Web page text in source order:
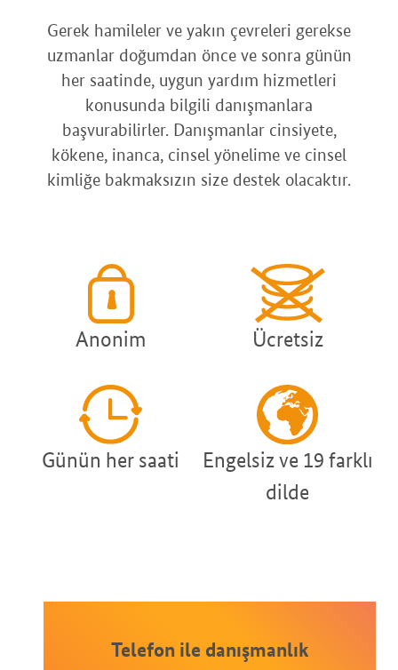
Gerek hamileler ve yakın çevreleri gerekse
uzmanlar doğumdan önce ve sonra günün
her saatinde, uygun yardım hizmetleri
konusunda bilgili danışmanlara
başvurabilirler. Danışmanlar cinsiyete,
kökene, inanca, cinsel yönelime ve cinsel
kimliğe bakmaksızın size destek olacaktır.
Anonim Ücretsiz
Günün her saati
Engelsiz ve 19 farklı
dilde
Telefon ile danışmanlık